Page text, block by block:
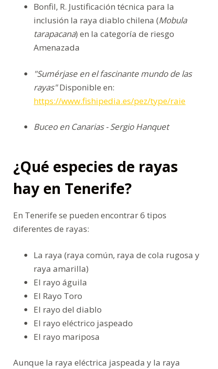
Bonfil, R. Justificación técnica para la
inclusión la raya diablo chilena (Mobula
tarapacana) en la categoría de riesgo
Amenazada
"Sumérjase en el fascinante mundo de las
rayas"Disponible en:
https://www.fishipedia.es/pez/type/raie
Buceo en Canarias - Sergio Hanquet
¿Qué especies de rayas
hay en Tenerife?
En Tenerife se pueden encontrar 6 tipos
diferentes de rayas:
La raya (raya común, raya de cola rugosa y
raya amarilla)
El rayo águila
El Rayo Toro
El rayo del diablo
El rayo eléctrico jaspeado
El rayo mariposa
Aunque la raya eléctrica jaspeada y la raya